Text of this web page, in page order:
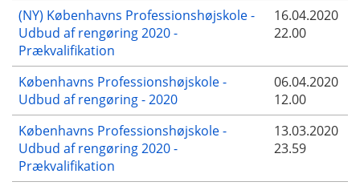
(NY) Københavns Professionshøjskole -
Udbud af rengøring 2020 -
Prækvalifikation
16.04.2020
22.00
Københavns Professionshøjskole -
Udbud af rengøring - 2020
06.04.2020
12.00
Københavns Professionshøjskole -
Udbud af rengøring 2020 -
Prækvalifikation
13.03.2020
23.59